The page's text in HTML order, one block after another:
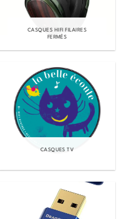
CASQUES HIFI FILAIRES
FERMÉS
CASQUES TV